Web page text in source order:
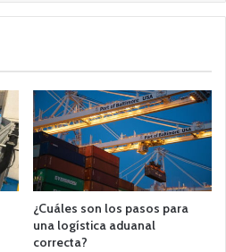
¿Cuáles son los pasos para
una logística aduanal
correcta?